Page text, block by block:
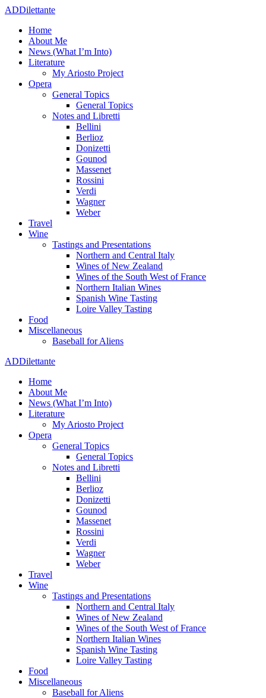
ADDilettante
Home
About Me
News (What I’m Into)
Literature
My Ariosto Project
Opera
General Topics
General Topics
Notes and Libretti
Bellini
Berlioz
Donizetti
Gounod
Massenet
Rossini
Verdi
Wagner
Weber
Travel
Wine
Tastings and Presentations
Northern and Central Italy
Wines of New Zealand
Wines of the South West of France
Northern Italian Wines
Spanish Wine Tasting
Loire Valley Tasting
Food
Miscellaneous
Baseball for Aliens
ADDilettante
Home
About Me
News (What I’m Into)
Literature
My Ariosto Project
Opera
General Topics
General Topics
Notes and Libretti
Bellini
Berlioz
Donizetti
Gounod
Massenet
Rossini
Verdi
Wagner
Weber
Travel
Wine
Tastings and Presentations
Northern and Central Italy
Wines of New Zealand
Wines of the South West of France
Northern Italian Wines
Spanish Wine Tasting
Loire Valley Tasting
Food
Miscellaneous
Baseball for Aliens